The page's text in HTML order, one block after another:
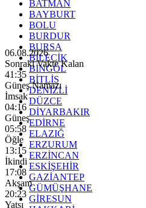
BATMAN
BAYBURT
BOLU
BURDUR
BURSA
BİLECİK
BİNGÖL
BİTLİS
DENİZLİ
DÜZCE
DİYARBAKIR
EDİRNE
ELAZIĞ
ERZURUM
ERZİNCAN
ESKİŞEHİR
GAZİANTEP
GÜMÜŞHANE
GİRESUN
06.08.2026
Sonraki Vakte Kalan
41:34
Güneş Namazı
İmsak
04:16
Güneş
05:58
Öğle
13:15
İkindi
17:08
Akşam
20:23
Yatsı